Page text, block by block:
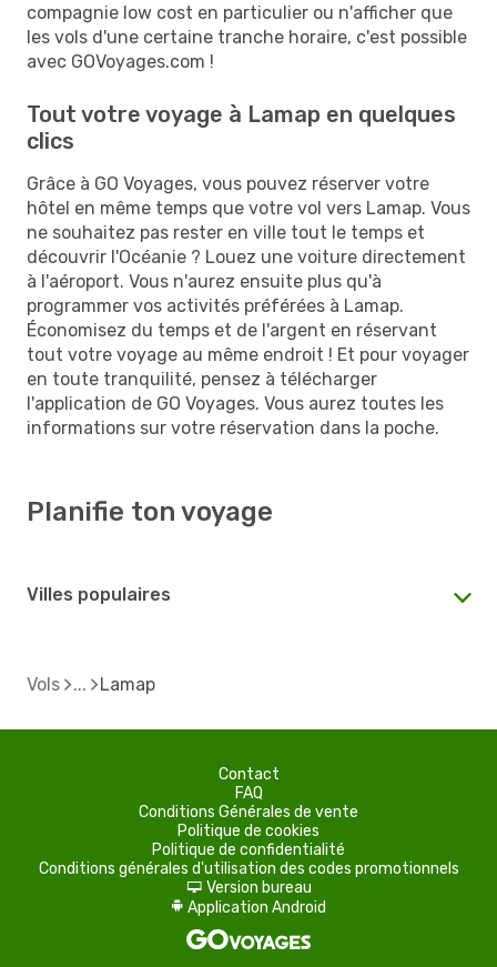
compagnie low cost en particulier ou n'afficher que
les vols d'une certaine tranche horaire, c'est possible
avec GOVoyages.com !
Tout votre voyage à Lamap en quelques
clics
Grâce à GO Voyages, vous pouvez réserver votre
hôtel en même temps que votre vol vers Lamap. Vous
ne souhaitez pas rester en ville tout le temps et
découvrir l'Océanie ? Louez une voiture directement
à l'aéroport. Vous n'aurez ensuite plus qu'à
programmer vos activités préférées à Lamap.
Économisez du temps et de l'argent en réservant
tout votre voyage au même endroit ! Et pour voyager
en toute tranquilité, pensez à télécharger
l'application de GO Voyages. Vous aurez toutes les
informations sur votre réservation dans la poche.
Planifie ton voyage
Villes populaires
Vols Lamap
Contact
FAQ
Conditions Générales de vente
Politique de cookies
Politique de confidentialité
Conditions générales d'utilisation des codes promotionnels
d Version bureau
A Application Android